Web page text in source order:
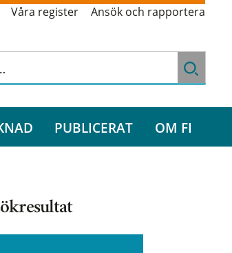
Våra register Ansök och rapportera
PUBLICERAT OM FI